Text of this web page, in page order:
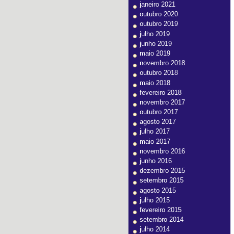
janeiro 2021
outubro 2020
outubro 2019
julho 2019
junho 2019
maio 2019
novembro 2018
outubro 2018
maio 2018
fevereiro 2018
novembro 2017
outubro 2017
agosto 2017
julho 2017
maio 2017
novembro 2016
junho 2016
dezembro 2015
setembro 2015
agosto 2015
julho 2015
fevereiro 2015
setembro 2014
julho 2014